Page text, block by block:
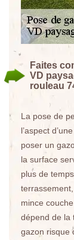
Faites
VD
rouleau
La pose de
l’aspect
poser un
la surface
plus de
mince
dépend de la
gazon risque